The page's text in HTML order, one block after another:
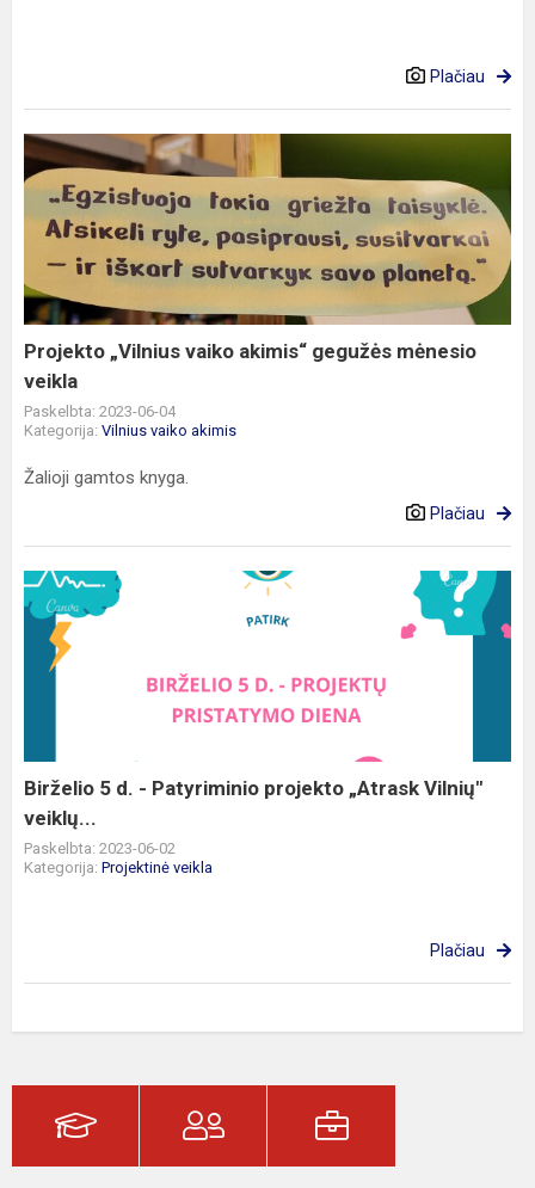
Plačiau
Projekto
„Vilnius
vaiko
akimis“
gegužės
mėnesio
veikla
Projekto „Vilnius vaiko akimis“ gegužės mėnesio
veikla
Paskelbta: 2023-06-04
Kategorija: Vilnius vaiko akimis
Žalioji gamtos knyga.
Plačiau
Birželio
5
Vilnių"
veiklų...
Birželio 5 d. - Patyriminio projekto „Atrask Vilnių"
veiklų...
Paskelbta: 2023-06-02
Kategorija: Projektinė veikla
Plačiau